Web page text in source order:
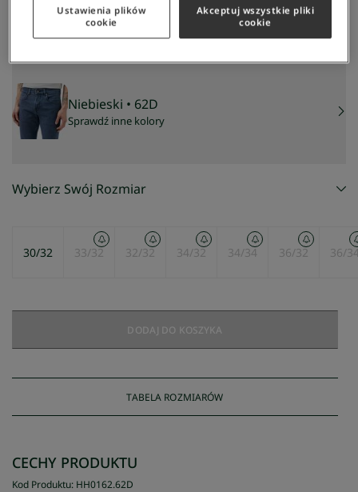
NAJNIŻSZA CENA Z 30 DNI:
CENA REGULARNA: 779 zł -70%
Niebieski • 62D
Sprawdź inne kolory
Wybierz Swój Rozmiar
30/32 33/32 32/32 34/32 34/34 36/32 36/
DODAJ DO KOSZYKA
TABELA ROZMIARÓW
CECHY PRODUKTU
Kod Produktu: HH0162.62D
Ustawienia plików
cookie
Akceptuj wszystkie pliki
cookie